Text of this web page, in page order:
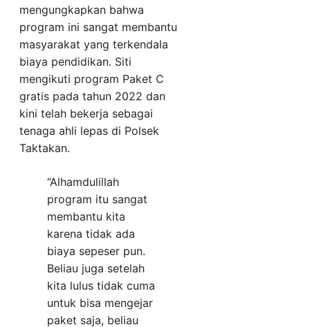
mengungkapkan bahwa
program ini sangat membantu
masyarakat yang terkendala
biaya pendidikan. Siti
mengikuti program Paket C
gratis pada tahun 2022 dan
kini telah bekerja sebagai
tenaga ahli lepas di Polsek
Taktakan.
“Alhamdulillah
program itu sangat
membantu kita
karena tidak ada
biaya sepeser pun.
Beliau juga setelah
kita lulus tidak cuma
untuk bisa mengejar
paket saja, beliau